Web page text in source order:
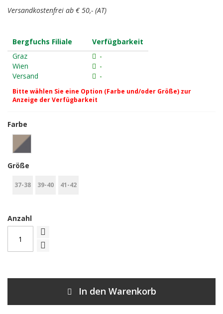
Versandkostenfrei ab € 50,- (AT)
Bergfuchs Filiale
Verfügbarkeit
Graz
-
Wien
-
Versand
-
Bitte wählen Sie eine Option (Farbe und/oder Größe) zur
Anzeige der Verfügbarkeit
Farbe
Größe
37-38 39-40 41-42
Anzahl
In den Warenkorb